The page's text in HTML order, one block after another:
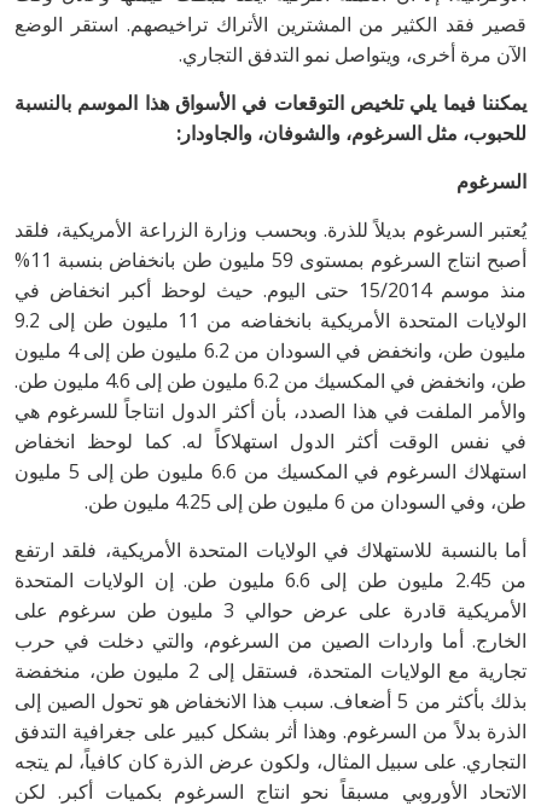
قصير فقد الكثير من المشترين الأتراك تراخيصهم. استقر الوضع
الآن مرة أخرى، ويتواصل نمو التدفق التجاري.
يمكننا فيما يلي تلخيص التوقعات في الأسواق هذا الموسم بالنسبة
للحبوب، مثل السرغوم، والشوفان، والجاودار:
السرغوم
يُعتبر السرغوم بديلاً للذرة. وبحسب وزارة الزراعة الأمريكية، فلقد
أصبح انتاج السرغوم بمستوى 59 مليون طن بانخفاض بنسبة 11%
منذ موسم 15/2014 حتى اليوم. حيث لوحظ أكبر انخفاض في
الولايات المتحدة الأمريكية بانخفاضه من 11 مليون طن إلى 9.2
مليون طن، وانخفض في السودان من 6.2 مليون طن إلى 4 مليون
طن، وانخفض في المكسيك من 6.2 مليون طن إلى 4.6 مليون طن.
والأمر الملفت في هذا الصدد، بأن أكثر الدول انتاجاً للسرغوم هي
في نفس الوقت أكثر الدول استهلاكاً له. كما لوحظ انخفاض
استهلاك السرغوم في المكسيك من 6.6 مليون طن إلى 5 مليون
طن، وفي السودان من 6 مليون طن إلى 4.25 مليون طن.
أما بالنسبة للاستهلاك في الولايات المتحدة الأمريكية، فلقد ارتفع
من 2.45 مليون طن إلى 6.6 مليون طن. إن الولايات المتحدة
الأمريكية قادرة على عرض حوالي 3 مليون طن سرغوم على
الخارج. أما واردات الصين من السرغوم، والتي دخلت في حرب
تجارية مع الولايات المتحدة، فستقل إلى 2 مليون طن، منخفضة
بذلك بأكثر من 5 أضعاف. سبب هذا الانخفاض هو تحول الصين إلى
الذرة بدلاً من السرغوم. وهذا أثر بشكل كبير على جغرافية التدفق
التجاري. على سبيل المثال، ولكون عرض الذرة كان كافياً، لم يتجه
الاتحاد الأوروبي مسبقاً نحو انتاج السرغوم بكميات أكبر. لكن